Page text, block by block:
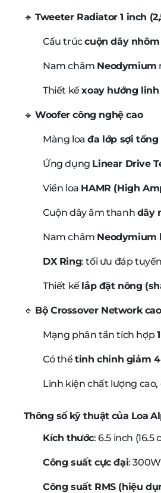
🔹Tweeter Radiator 1 inch
Cấu trúccuộn dây
Nam châm Neodymium
Thiết kếxoay hướng
🔹Woofer công nghệ cao
Màng loađa lớp sợi tổng
Ứng dụng Linear Drive
Viền loa HAMR (High
Cuộn dây âm thanh dây
Nam châm Neodymium
DX Ring: tối ưu đáp
Thiết kế lắp đặt nông
🔹 Bộ Crossover Network
Mạng phân tần tích hợp
Có thểtinh chỉnh giảm 4
Linh kiện chất lượng
Thông số kỹ thuật của Loa
Kích thước: 6.5 inch (16.5
Công suất cực đại: 300W
Công suất RMS (hiệu